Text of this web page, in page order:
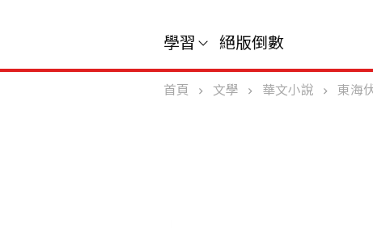
學習 絕版倒數
首頁 文學 華文小說 東海